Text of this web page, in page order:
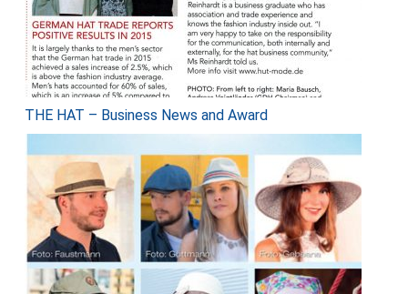
THE HAT – Business News and Award